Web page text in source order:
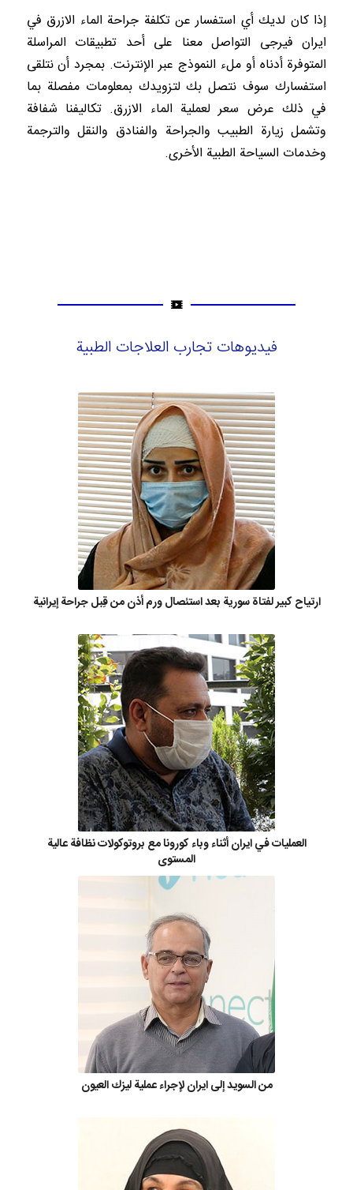
إذا كان لديك أي استفسار عن تكلفة جراحة الماء الازرق في
ايران فيرجى التواصل معنا على أحد تطبيقات المراسلة
المتوفرة أدناه أو ملء النموذج عبر الإنترنت. بمجرد أن نتلقى
استفسارك سوف نتصل بك لتزويدك بمعلومات مفصلة بما
في ذلك عرض سعر لعملية الماء الازرق. تكاليفنا شفافة
وتشمل زيارة الطبيب والجراحة والفنادق والنقل والترجمة
وخدمات السياحة الطبية الأخرى.
فيديوهات تجارب العلاجات الطبية
ارتياح كبير لفتاة سورية بعد استئصال ورم أذن من قِبل جراحة إيرانية
العمليات في ايران أثناء وباء كورونا مع بروتوكولات نظافة عالية
المستوى
من السويد إلى ايران لإجراء عملية ليزك العيون